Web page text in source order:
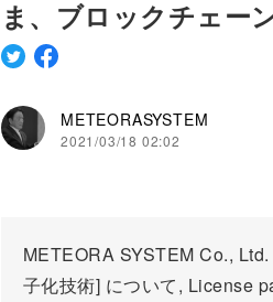
ま、ブロックチェー
METEORASYSTEM
2021/03/18 02:02
METEORA SYSTEM Co.,
子化技術] について, License